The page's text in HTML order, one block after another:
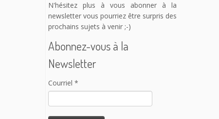
N'hésitez plus à vous abonner à la
newsletter vous pourriez être surpris des
prochains sujets à venir ;-)
Abonnez-vous à la
Newsletter
Courriel *